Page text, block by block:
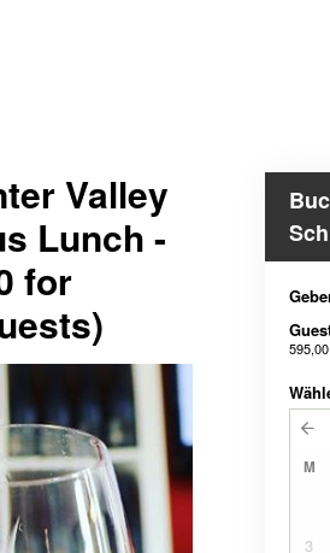
Valley
Lunch -
for
M
3